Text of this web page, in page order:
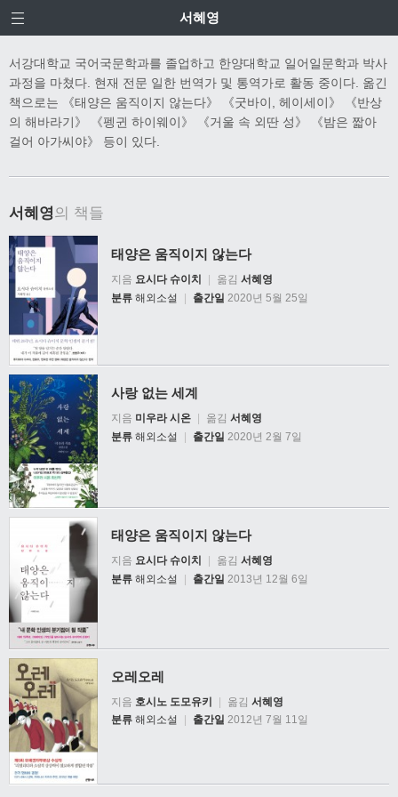
서혜영
서강대학교 국어국문학과를 졸업하고 한양대학교 일어일문학과 박사
과정을 마쳤다. 현재 전문 일한 번역가 및 통역가로 활동 중이다. 옮긴
책으로는 《태양은 움직이지 않는다》 《굿바이, 헤이세이》 《반상
의 해바라기》 《펭귄 하이웨이》 《거울 속 외딴 성》 《밤은 짧아
걸어 아가씨야》 등이 있다.
서혜영의 책들
태양은 움직이지 않는다
지음 요시다 슈이치 옮김 서혜영
분류 해외소설 출간일 2020년 5월 25일
사랑 없는 세계
지음 미우라 시온 옮김 서혜영
분류 해외소설 출간일 2020년 2월 7일
태양은 움직이지 않는다
지음 요시다 슈이치 옮김 서혜영
분류 해외소설 출간일 2013년 12월 6일
오레오레
지음 호시노 도모유키 | 옮김 서혜영
분류 해외소설 출간일 2012년 7월 11일